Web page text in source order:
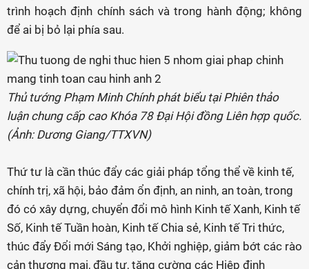
trình hoạch định chính sách và trong hành động; không
để ai bị bỏ lại phía sau.
Thủ tướng Phạm Minh Chính phát biểu tại Phiên thảo
luận chung cấp cao Khóa 78 Đại Hội đồng Liên hợp quốc.
(Ảnh: Dương Giang/TTXVN)
Thứ tư là cần thúc đẩy các giải pháp tổng thể về kinh tế,
chính trị, xã hội, bảo đảm ổn định, an ninh, an toàn, trong
đó có xây dựng, chuyển đổi mô hình Kinh tế Xanh, Kinh tế
Số, Kinh tế Tuần hoàn, Kinh tế Chia sẻ, Kinh tế Tri thức,
thúc đẩy Đổi mới Sáng tạo, Khởi nghiệp, giảm bớt các rào
cản thương mại, đầu tư, tăng cường các Hiệp định